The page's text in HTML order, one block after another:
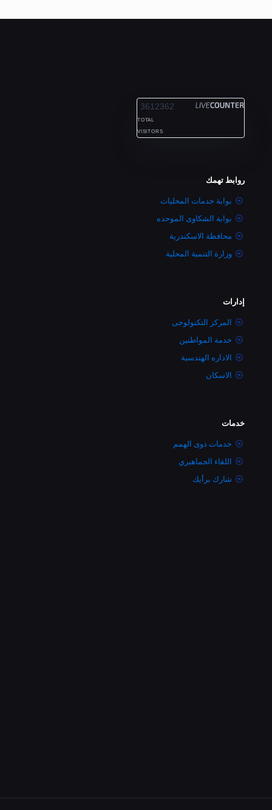
3612362
TOTAL
VISITORS
روابط تهمك
بوابة خدمات المحليات
بوابة الشكاوى الموحده
محافظة الاسكندرية
وزارة التنمية المحلية
إدارات
المركز التكنولوجى
خدمة المواطنين
الاداره الهندسية
الاسكان
خدمات
خدمات ذوى الهمم
اللقاء الجماهيري
شارك برأيك